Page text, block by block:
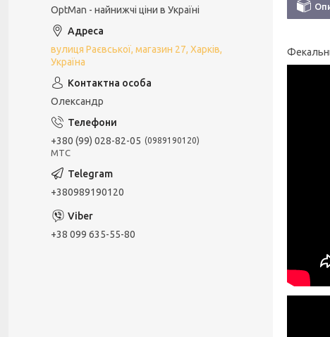
OptMan - найнижчі ціни в Україні
вулиця Раєвської, магазин 27, Харків,
Україна
Олександр
+380 (99) 028-82-05 0989190120
МТС
+380989190120
+38 099 635-55-80